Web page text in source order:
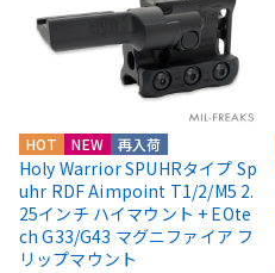
HOT NEW 再入荷
Holy Warrior SPUHRタイプ Sp
uhr RDF Aimpoint T1/2/M5 2.
25インチ ハイマウント + EOte
ch G33/G43 マグニファイア フ
リップマウント